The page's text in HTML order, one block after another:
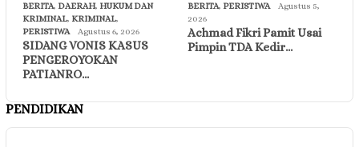
BERITA, DAERAH, HUKUM DAN
KRIMINAL, KRIMINAL,
PERISTIWA
Agustus 6, 2026
SIDANG VONIS KASUS
PENGEROYOKAN
PATIANRO…
BERITA, PERISTIWA
Agustus 5,
2026
Achmad Fikri Pamit Usai
Pimpin TDA Kedir…
PENDIDIKAN